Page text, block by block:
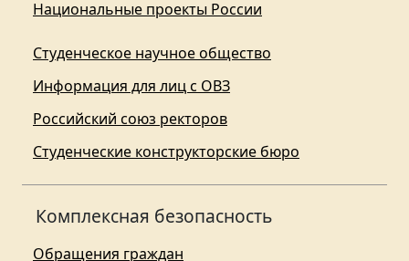
Национальные проекты России
Студенческое научное общество
Информация для лиц с ОВЗ
Российский союз ректоров
Студенческие конструкторские бюро
Комплексная безопасность
Обращения граждан